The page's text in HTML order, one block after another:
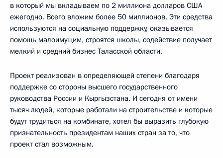
в который мы вкладываем по 2 миллиона долларов США
ежегодно. Всего вложим более 50 миллионов. Эти средства
используются на социальную поддержку, оказывается
помощь малоимущим, строятся школы, содействие получает
мелкий и средний бизнес Таласской области.
Проект реализован в определяющей степени благодаря
поддержке со стороны высшего государственного
руководства России и Кыргызстана. И сегодня от имени
тысяч людей, которые работали на строительстве и которые
будут трудиться на комбинате, хотел бы выразить глубокую
признательность президентам наших стран за то, что
проект стал возможным.